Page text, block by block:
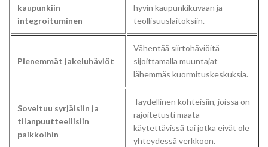
kaupunkiin
integroituminen
hyvin kaupunkikuvaan ja
teollisuuslaitoksiin.
Pienemmät jakeluhäviöt
Vähentää siirtohäviöitä
sijoittamalla muuntajat
lähemmäs kuormituskeskuksia.
Soveltuu syrjäisiin ja
tilanpuutteellisiin
paikkoihin
Täydellinen kohteisiin, joissa on
rajoitetusti maata
käytettävissä tai jotka eivät ole
yhteydessä verkkoon.